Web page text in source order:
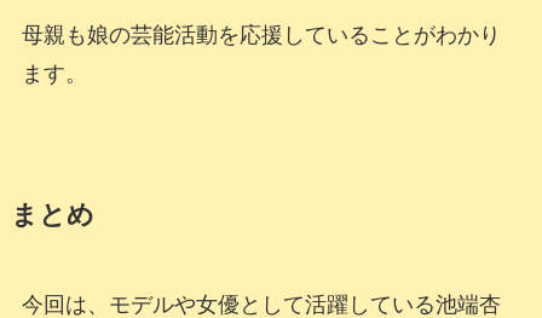
母親も娘の芸能活動を応援していることがわかり
ます。
まとめ
今回は、モデルや女優として活躍している池端杏